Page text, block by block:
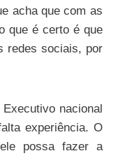
acha que com as
que é certo é que
redes sociais, por
nacional
experiência. O
possa fazer a